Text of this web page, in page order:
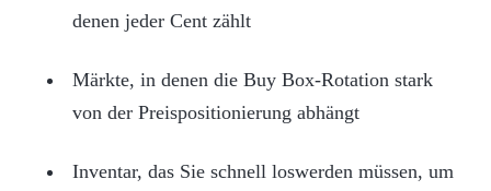
denen jeder Cent zählt
Märkte, in denen die Buy Box-Rotation stark
von der Preispositionierung abhängt
Inventar, das Sie schnell loswerden müssen, um